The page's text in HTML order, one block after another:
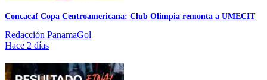
Concacaf Copa Centroamericana: Club Olimpia remonta a UMECIT
Redacción PanamaGol
Hace 2 días